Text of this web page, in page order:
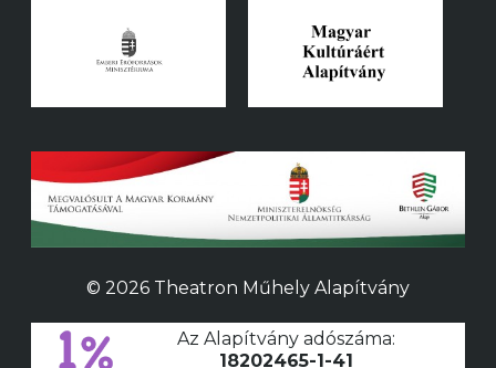
© 2026 Theatron Műhely Alapítvány
Az Alapítvány adószáma:
18202465-1-41